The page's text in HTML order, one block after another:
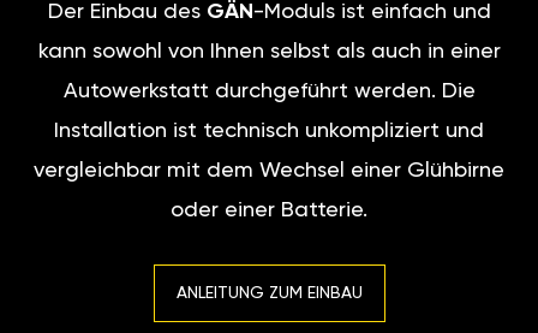
Der Einbau des GÄN -Moduls ist einfach und
kann sowohl von Ihnen selbst als auch in einer
Autowerkstatt durchgeführt werden. Die
Installation ist technisch unkompliziert und
vergleichbar mit dem Wechsel einer Glühbirne
oder einer Batterie.
ANLEITUNG ZUM EINBAU